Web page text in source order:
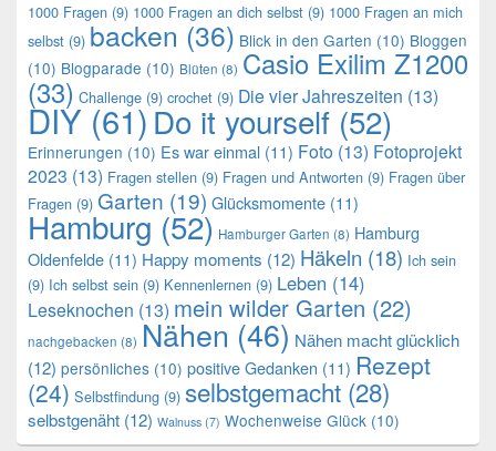
1000 Fragen (9) 1000 Fragen an dich selbst (9) 1000 Fragen an mich
selbst (9) backen (36) Blick in den Garten (10) Bloggen
(10) Blogparade (10) Blüten (8) Casio Exilim Z1200
(33) Challenge (9) crochet (9) Die vier Jahreszeiten (13)
DIY (61)Do it yourself (52)
Erinnerungen (10) Es war einmal (11) Foto (13) Fotoprojekt
2023 (13) Fragen stellen (9) Fragen und Antworten (9) Fragen über
Fragen (9) Garten (19) Glücksmomente (11)
Hamburg (52) Hamburger Garten (8) Hamburg
Oldenfelde (11) Happy moments (12) Häkeln (18) Ich sein
(9) Ich selbst sein (9) Kennenlernen (9) Leben (14)
Leseknochen (13) mein wilder Garten (22)
nachgebacken (8) Nähen (46) Nähen macht glücklich
(12) persönliches (10) positive Gedanken (11) Rezept
(24) Selbstfindung (9) selbstgemacht (28)
selbstgenäht (12) Walnuss (7) Wochenweise Glück (10)